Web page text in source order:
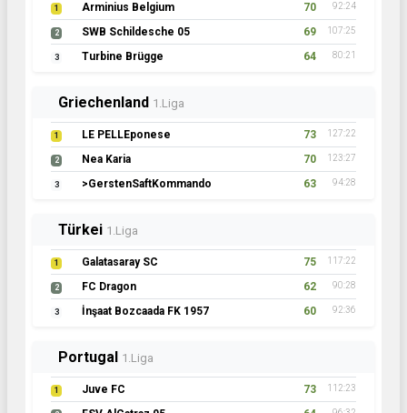
1 Arminius Belgium 70 92:24
2 SWB Schildesche 05 69 107:25
3 Turbine Brügge 64 80:21
Griechenland 1.Liga
1 LE PELLEponese 73 127:22
2 Nea Karia 70 123:27
3 >GerstenSaftKommando 63 94:28
Türkei 1.Liga
1 Galatasaray SC 75 117:22
2 FC Dragon 62 90:28
3 İnşaat Bozcaada FK 1957 60 92:36
Portugal 1.Liga
1 Juve FC 73 112:23